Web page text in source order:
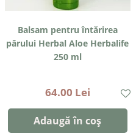
Balsam pentru întărirea
părului Herbal Aloe Herbalife
250 ml
64.00 Lei
Adaugă în coș